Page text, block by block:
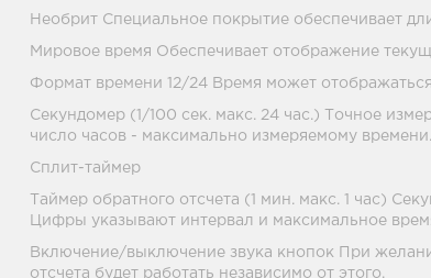
Необрит Специальное покрытие обеспечивает
Мировое время Обеспечивает отображение
Формат времени 12/24 Время может
Секундомер (1/100 сек. макс. 24 час.) Точное
число часов - максимально измеряемому времени.
Сплит-таймер
Таймер обратного отсчета (1 мин. макс. 1 час)
Цифры указывают интервал и максимальное
Включение/выключение звука кнопок При
отсчета будет работать независимо от этого.